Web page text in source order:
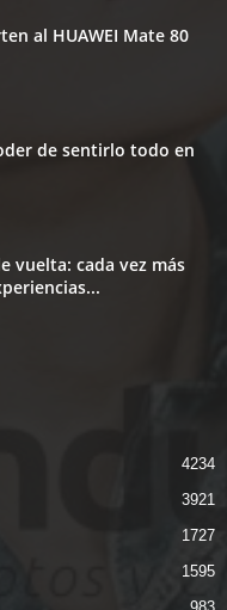
al HUAWEI Mate 80
de sentirlo todo en
vuelta: cada vez más
4234
3921
1727
1595